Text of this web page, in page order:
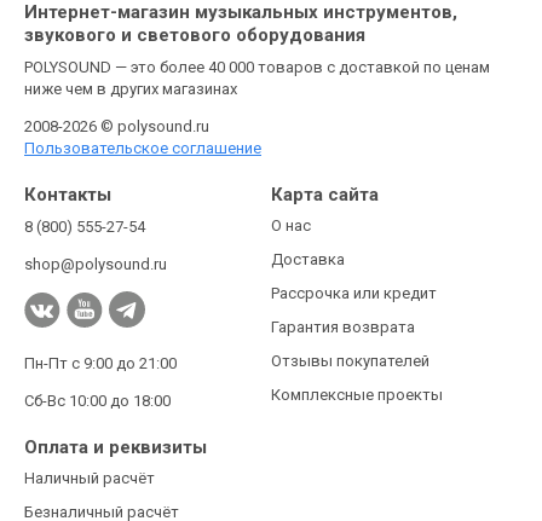
Интернет-магазин музыкальных инструментов,
звукового и светового оборудования
POLYSOUND — это более 40 000 товаров с доставкой по ценам
ниже чем в других магазинах
2008-2026 © polysound.ru
Пользовательское соглашение
Контакты
8 (800) 555-27-54
shop@polysound.ru
Пн-Пт с 9:00 до 21:00
Сб-Вс 10:00 до 18:00
Карта сайта
О нас
Доставка
Рассрочка или кредит
Гарантия возврата
Отзывы покупателей
Комплексные проекты
Оплата и реквизиты
Наличный расчёт
Безналичный расчёт